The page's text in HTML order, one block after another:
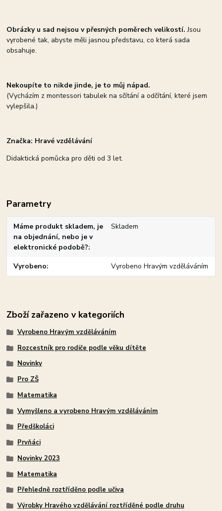
Obrázky u sad nejsou v přesných poměrech velikostí. Jsou
vyrobené tak, abyste měli jasnou představu, co která sada
obsahuje.
Nekoupíte to nikde jinde, je to můj nápad.
(Vycházím z montessori tabulek na sčítání a odčítání, které jsem
vylepšila.)
Značka: Hravé vzdělávání
Didaktická pomůcka pro děti od 3 let.
Parametry
Máme produkt skladem, je
na objednání, nebo je v
elektronické podobě?
Skladem
Vyrobeno Vyrobeno Hravým vzděláváním
Zboží zařazeno v kategoriích
Vyrobeno Hravým vzděláváním
Rozcestník pro rodiče podle věku dítěte
Novinky
Pro ZŠ
Matematika
Vymyšleno a vyrobeno Hravým vzděláváním
Předškoláci
Prvňáci
Novinky 2023
Matematika
Přehledně roztříděno podle učiva
Výrobky Hravého vzdělávání roztříděné podle druhu